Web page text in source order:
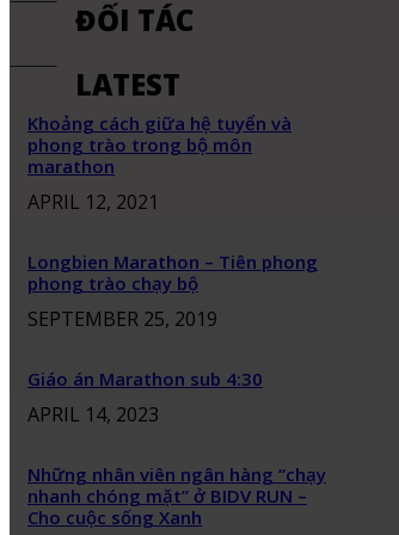
ĐỐI TÁC
LATEST
Khoảng cách giữa hệ tuyển và
phong trào trong bộ môn
marathon
APRIL 12, 2021
Longbien Marathon – Tiên phong
phong trào chạy bộ
SEPTEMBER 25, 2019
Giáo án Marathon sub 4:30
APRIL 14, 2023
Những nhân viên ngân hàng “chạy
nhanh chóng mặt” ở BIDV RUN –
Cho cuộc sống Xanh